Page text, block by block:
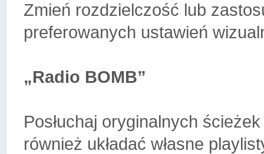
Zmień rozdzielczość lub
preferowanych ustawień
„Radio BOMB”
Posłuchaj oryginalnych
również układać własne